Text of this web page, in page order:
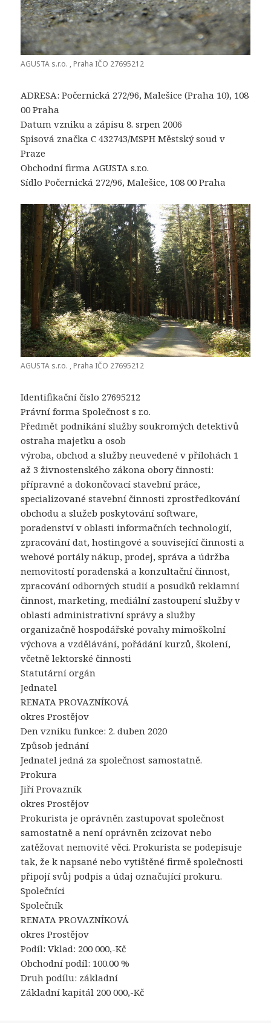
AGUSTA s.r.o. , Praha IČO 27695212
ADRESA: Počernická 272/96, Malešice (Praha 10), 108
00 Praha
Datum vzniku a zápisu 8. srpen 2006
Spisová značka C 432743/MSPH Městský soud v
Praze
Obchodní firma AGUSTA s.r.o.
Sídlo Počernická 272/96, Malešice, 108 00 Praha
AGUSTA s.r.o. , Praha IČO 27695212
Identifikační číslo 27695212
Právní forma Společnost s r.o.
Předmět podnikání služby soukromých detektivů
ostraha majetku a osob
výroba, obchod a služby neuvedené v přílohách 1
až 3 živnostenského zákona obory činnosti:
přípravné a dokončovací stavební práce,
specializované stavební činnosti zprostředkování
obchodu a služeb poskytování software,
poradenství v oblasti informačních technologií,
zpracování dat, hostingové a související činnosti a
webové portály nákup, prodej, správa a údržba
nemovitostí poradenská a konzultační činnost,
zpracování odborných studií a posudků reklamní
činnost, marketing, mediální zastoupení služby v
oblasti administrativní správy a služby
organizačně hospodářské povahy mimoškolní
výchova a vzdělávání, pořádání kurzů, školení,
včetně lektorské činnosti
Statutární orgán
Jednatel
RENATA PROVAZNÍKOVÁ
okres Prostějov
Den vzniku funkce: 2. duben 2020
Způsob jednání
Jednatel jedná za společnost samostatně.
Prokura
Jiří Provazník
okres Prostějov
Prokurista je oprávněn zastupovat společnost
samostatně a není oprávněn zcizovat nebo
zatěžovat nemovité věci. Prokurista se podepisuje
tak, že k napsané nebo vytištěné firmě společnosti
připojí svůj podpis a údaj označující prokuru.
Společníci
Společník
RENATA PROVAZNÍKOVÁ
okres Prostějov
Podíl: Vklad: 200 000,-Kč
Obchodní podíl: 100.00 %
Druh podílu: základní
Základní kapitál 200 000,-Kč